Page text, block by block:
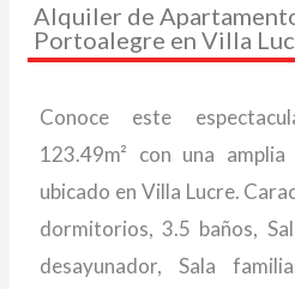
Alquiler de
Portoalegre en Villa
Conoce este
123.49m² con una
ubicado en Villa Lucre.
dormitorios, 3.5 baños,
desayunador, Sala